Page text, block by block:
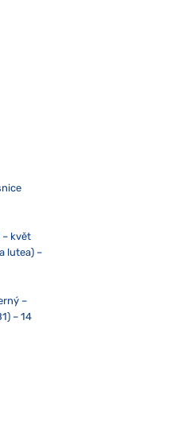
– květ
lutea) –
–
– 14
dosah